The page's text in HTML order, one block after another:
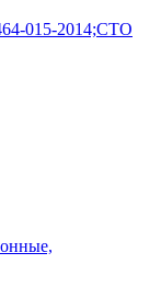
015-2014;СТО